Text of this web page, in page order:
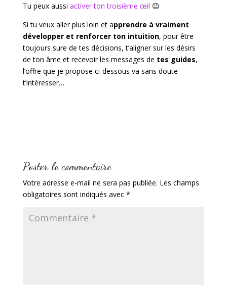
Tu peux aussi activer ton troisième œil 😉
Si tu veux aller plus loin et apprendre à vraiment
développer et renforcer ton intuition, pour être
toujours sure de tes décisions, t’aligner sur les désirs
de ton âme et recevoir les messages de tes guides,
l’offre que je propose ci-dessous va sans doute
t’intéresser…
Poster le commentaire
Votre adresse e-mail ne sera pas publiée. Les champs
obligatoires sont indiqués avec *